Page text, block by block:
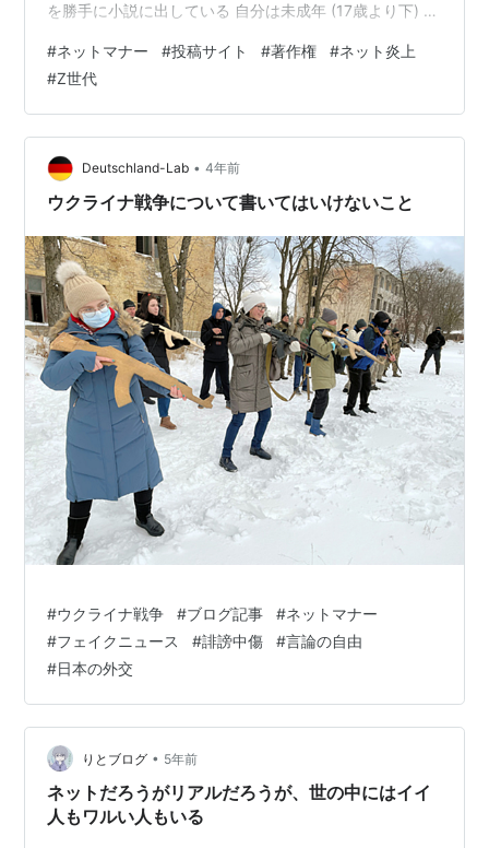
を勝手に小説に出している 自分は未成年 (17歳より下) な
ます。 これらは、やってはいけないことです。 たしか
に、アプリの運営会社にも問題があります。 これらの行
為をやめさせるべきなのに、ちゃんとやめさせていませ
ん。 しかし、ダメなことをするユーザーも、もちろんダ
メです。 この記事では、小説投稿アプリでやってはいけ
ないことをまとめます…
#ネットマナー #投稿サイト #著作権 #ネット炎上
#Z世代
Deutschland-Lab • 4年前
ウクライナ戦争について書いてはいけないこと
#ウクライナ戦争 #ブログ記事 #ネットマナー
#フェイクニュース #誹謗中傷 #言論の自由
#日本の外交
りとブログ • 5年前
ネットだろうがリアルだろうが、世の中にはイイ
人もワルい人もいる